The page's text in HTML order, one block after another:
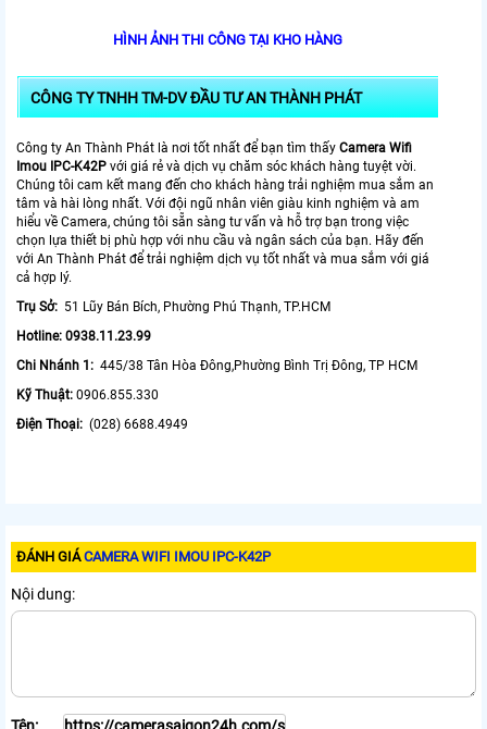
HÌNH ẢNH THI CÔNG TẠI KHO HÀNG
CÔNG TY TNHH TM-DV ĐẦU TƯ AN THÀNH PHÁT
Công ty An Thành Phát là nơi tốt nhất để bạn tìm thấy Camera Wifi
Imou IPC-K42P với giá rẻ và dịch vụ chăm sóc khách hàng tuyệt vời.
Chúng tôi cam kết mang đến cho khách hàng trải nghiệm mua sắm an
tâm và hài lòng nhất. Với đội ngũ nhân viên giàu kinh nghiệm và am
hiểu về Camera, chúng tôi sẵn sàng tư vấn và hỗ trợ bạn trong việc
chọn lựa thiết bị phù hợp với nhu cầu và ngân sách của bạn. Hãy đến
với An Thành Phát để trải nghiệm dịch vụ tốt nhất và mua sắm với giá
cả hợp lý.
Trụ Sở: 51 Lũy Bán Bích, Phường Phú Thạnh, TP.HCM
Hotline: 0938.11.23.99
Chi Nhánh 1: 445/38 Tân Hòa Đông,Phường Bình Trị Đông, TP HCM
Kỹ Thuật: 0906.855.330
Điện Thoại: (028) 6688.4949
ĐÁNH GIÁCAMERA WIFI IMOU IPC-K42P
Nội dung:
Tên: